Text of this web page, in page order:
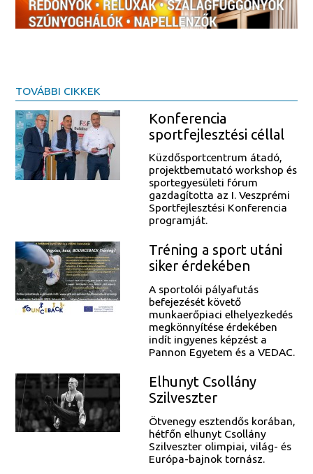
TOVÁBBI CIKKEK
Konferencia
sportfejlesztési céllal
Küzdősportcentrum átadó,
projektbemutató workshop és
sportegyesületi fórum
gazdagította az I. Veszprémi
Sportfejlesztési Konferencia
programját.
Tréning a sport utáni
siker érdekében
A sportolói pályafutás
befejezését követő
munkaerőpiaci elhelyezkedés
megkönnyítése érdekében
indít ingyenes képzést a
Pannon Egyetem és a VEDAC.
Elhunyt Csollány
Szilveszter
Ötvenegy esztendős korában,
hétfőn elhunyt Csollány
Szilveszter olimpiai, világ- és
Európa-bajnok tornász.